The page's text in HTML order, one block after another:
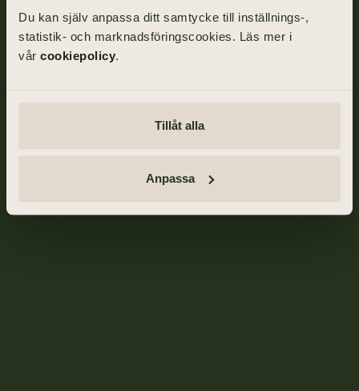
Du kan själv anpassa ditt samtycke till inställnings-,
statistik- och marknadsföringscookies. Läs mer i
vår cookiepolicy.
Tillåt alla
Anpassa
TILL STARTSIDAN